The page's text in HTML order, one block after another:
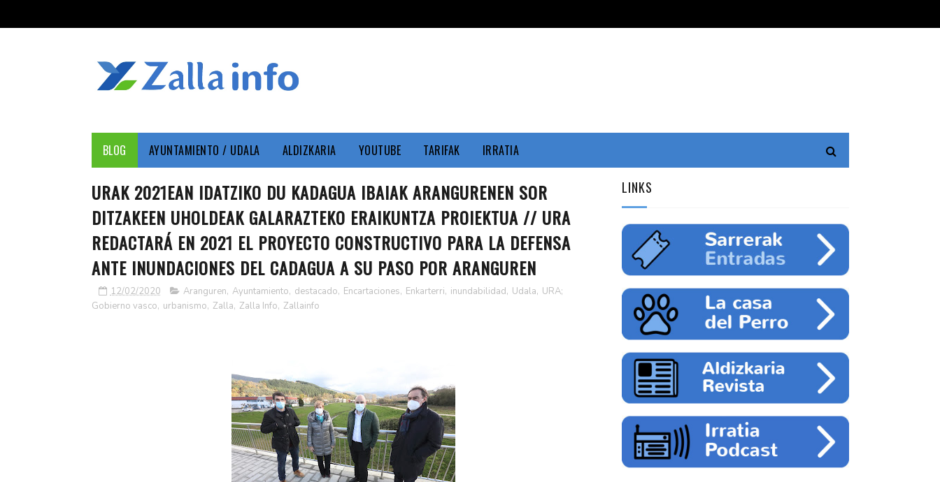
BLOG AYUNTAMIENTO / UDALA ALDIZKARIA YOUTUBE TARIFAK IRRATIA
URAK 2021EAN IDATZIKO DU KADAGUA IBAIAK ARANGURENEN SOR
DITZAKEEN UHOLDEAK GALARAZTEKO ERAIKUNTZA PROIEKTUA // URA
REDACTARÁ EN 2021 EL PROYECTO CONSTRUCTIVO PARA LA DEFENSA
ANTE INUNDACIONES DEL CADAGUA A SU PASO POR ARANGUREN
12/02/2020 Aranguren, Ayuntamiento, destacado, Encartaciones, Enkarterri, inundabilidad, Udala, URA;
Gobierno vasco, urbanismo, Zalla, Zalla Info, Zallainfo
LINKS